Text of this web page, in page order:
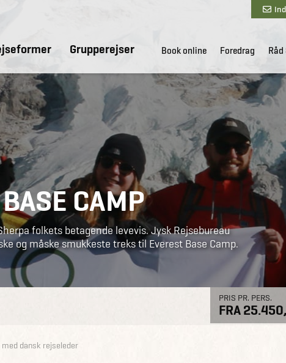
Grupperejser Book online Foredrag
CAMP
folkets betagende levevis. Jysk Rejsebureau
og måske smukkeste treks til Everest Base Camp.
PRIS PR. PERS.
FRA
dansk rejseleder